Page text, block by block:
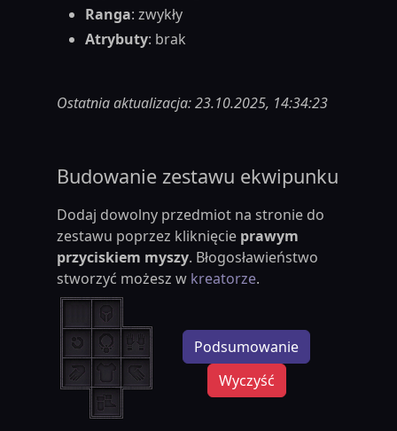
Ranga: zwykły
Atrybuty: brak
Ostatnia aktualizacja: 23.10.2025, 14:34:23
Budowanie zestawu ekwipunku
Dodaj dowolny przedmiot na stronie do
zestawu poprzez kliknięcie prawym
przyciskiem myszy. Błogosławieństwo
stworzyć możesz w kreatorze.
Podsumowanie
Wyczyść